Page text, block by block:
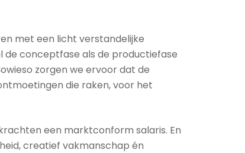
met een licht verstandelijke
de conceptfase als de productiefase
zorgen we ervoor dat de
die raken, voor het
een marktconform salaris. En
creatief vakmanschap én